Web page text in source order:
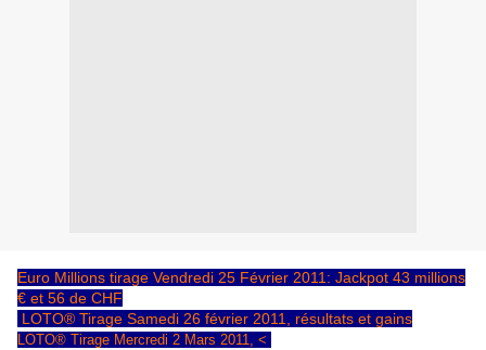
Euro Millions tirage Vendredi 25 Février 2011: Jackpot 43 millions
€ et 56 de CHF
LOTO® Tirage Samedi 26 février 2011, résultats et gains
LOTO® Tirage Mercredi 2 Mars 2011, <